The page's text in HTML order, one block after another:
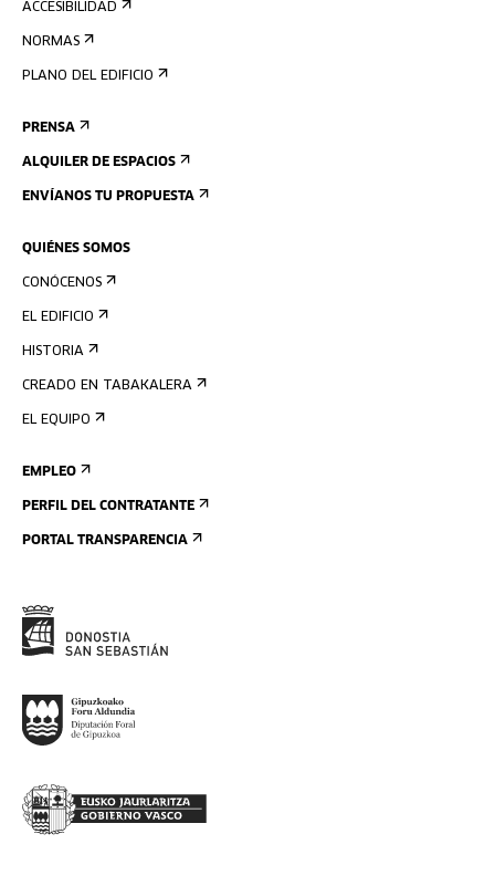
ACCESIBILIDAD
NORMAS
PLANO DEL EDIFICIO
PRENSA
ALQUILER DE ESPACIOS
ENVÍANOS TU PROPUESTA
QUIÉNES SOMOS
CONÓCENOS
EL EDIFICIO
HISTORIA
CREADO EN TABAKALERA
EL EQUIPO
EMPLEO
PERFIL DEL CONTRATANTE
PORTAL TRANSPARENCIA